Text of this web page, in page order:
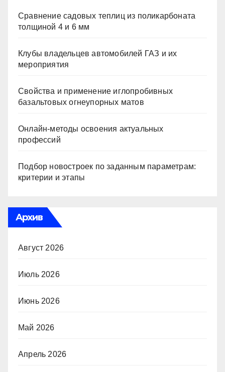
Сравнение садовых теплиц из поликарбоната
толщиной 4 и 6 мм
Клубы владельцев автомобилей ГАЗ и их
мероприятия
Свойства и применение иглопробивных
базальтовых огнеупорных матов
Онлайн-методы освоения актуальных
профессий
Подбор новостроек по заданным параметрам:
критерии и этапы
Архив
Август 2026
Июль 2026
Июнь 2026
Май 2026
Апрель 2026